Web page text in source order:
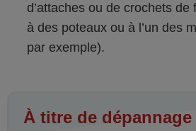
d’attaches ou de crochets de
à des poteaux ou à l’un des
par exemple).
À titre de dépannage